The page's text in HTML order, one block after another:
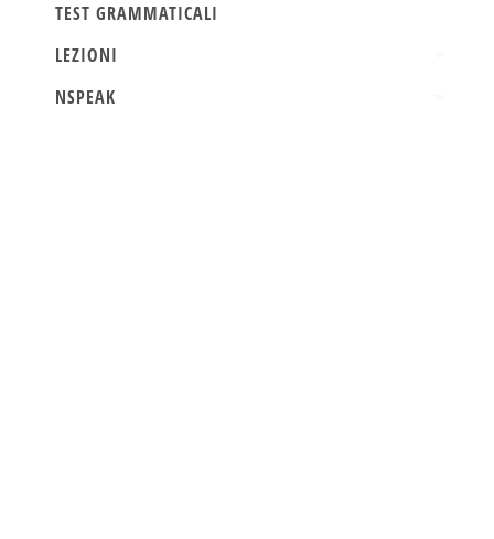
TEST GRAMMATICALI
LEZIONI
NSPEAK